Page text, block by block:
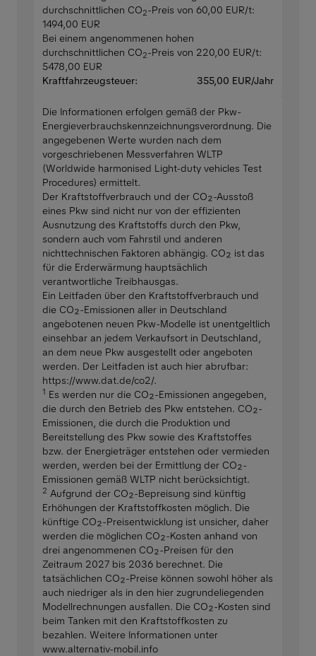
durchschnittlichen CO2-Preis von 60,00 EUR/t:
1494,00 EUR
Bei einem angenommenen hohen
durchschnittlichen CO2-Preis von 220,00 EUR/t:
5478,00 EUR
Kraftfahrzeugsteuer:
355,00 EUR/Jahr
Die Informationen erfolgen gemäß der Pkw-
Energieverbrauchskennzeichnungsverordnung. Die
angegebenen Werte wurden nach dem
vorgeschriebenen Messverfahren WLTP
(Worldwide harmonised Light-duty vehicles Test
Procedures) ermittelt.
Der Kraftstoffverbrauch und der CO₂-Ausstoß
eines Pkw sind nicht nur von der effizienten
Ausnutzung des Kraftstoffs durch den Pkw,
sondern auch vom Fahrstil und anderen
nichttechnischen Faktoren abhängig. CO₂ ist das
für die Erderwärmung hauptsächlich
verantwortliche Treibhausgas.
Ein Leitfaden über den Kraftstoffverbrauch und
die CO₂-Emissionen aller in Deutschland
angebotenen neuen Pkw-Modelle ist unentgeltlich
einsehbar an jedem Verkaufsort in Deutschland,
an dem neue Pkw ausgestellt oder angeboten
werden. Der Leitfaden ist auch hier abrufbar:
https://www.dat.de/co2/.
1 Es werden nur die CO₂-Emissionen angegeben,
die durch den Betrieb des Pkw entstehen. CO₂-
Emissionen, die durch die Produktion und
Bereitstellung des Pkw sowie des Kraftstoffes
bzw. der Energieträger entstehen oder vermieden
werden, werden bei der Ermittlung der CO₂-
Emissionen gemäß WLTP nicht berücksichtigt.
2 Aufgrund der CO₂-Bepreisung sind künftig
Erhöhungen der Kraftstoffkosten möglich. Die
künftige CO₂-Preisentwicklung ist unsicher, daher
werden die möglichen CO₂-Kosten anhand von
drei angenommenen CO₂-Preisen für den
Zeitraum 2027 bis 2036 berechnet. Die
tatsächlichen CO₂-Preise können sowohl höher als
auch niedriger als in den hier zugrundeliegenden
Modellrechnungen ausfallen. Die CO₂-Kosten sind
beim Tanken mit den Kraftstoffkosten zu
bezahlen. Weitere Informationen unter
www.alternativ-mobil.info